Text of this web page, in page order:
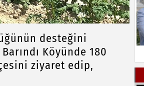
desteğini
Köyünde 180
ziyaret edip,